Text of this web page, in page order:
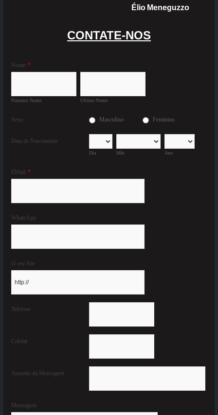
Élio Meneguzzo
CONTATE-NOS
Nome *
Primeiro Nome Ultimo Nome
Sexo Masculino Feminino
Data de Nascimento
Dia Mês Ano
EMail *
WhatsApp
O seu Site
Telefone
Celular
Assunto da Mensagem
Mensagem